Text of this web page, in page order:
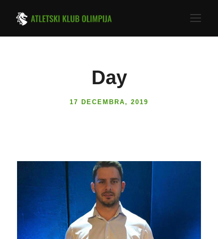
Day
17 DECEMBRA, 2019